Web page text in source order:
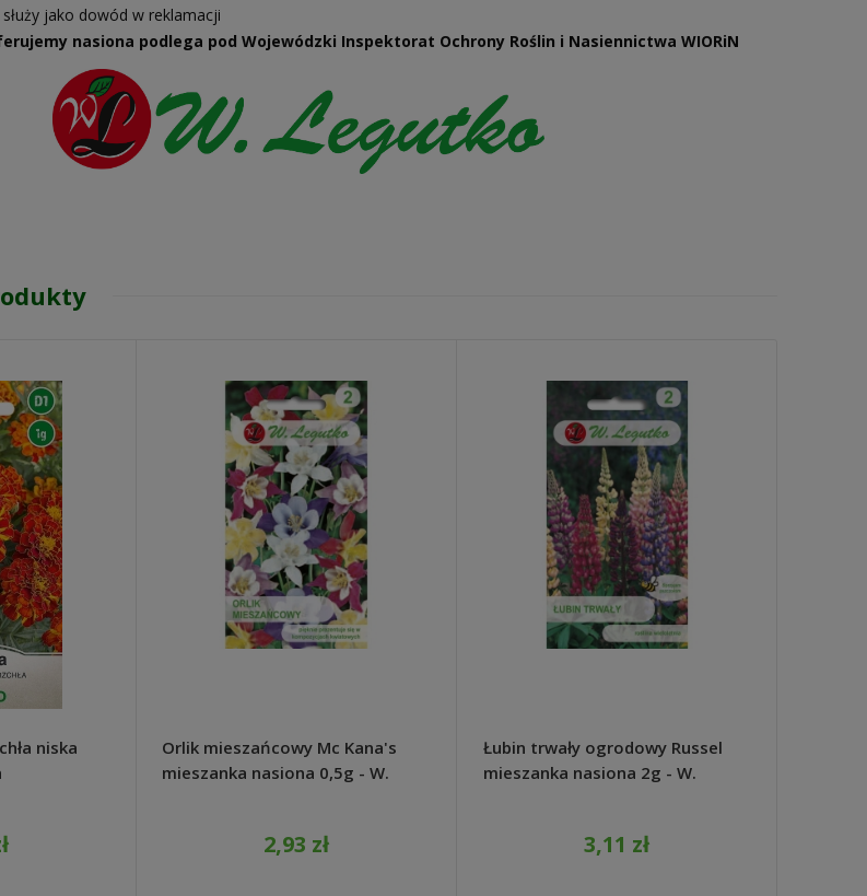
jako dowód w reklamacji
nasiona podlega pod Wojewódzki Inspektorat Ochrony Roślin i Nasiennictwa WIORiN
niska
Orlik mieszańcowy Mc Kana's
mieszanka nasiona 0,5g - W.
2,93 zł
Łubin trwały ogrodowy Russel
mieszanka nasiona 2g - W.
3,11 zł